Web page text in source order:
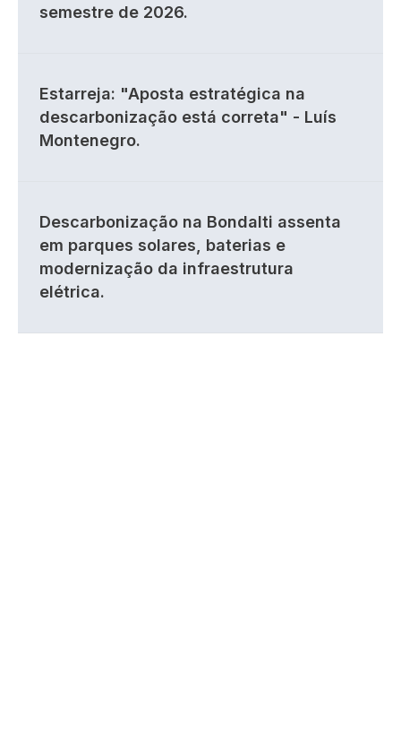
semestre de 2026.
Estarreja: "Aposta estratégica na
descarbonização está correta" - Luís
Montenegro.
Descarbonização na Bondalti assenta
em parques solares, baterias e
modernização da infraestrutura
elétrica.